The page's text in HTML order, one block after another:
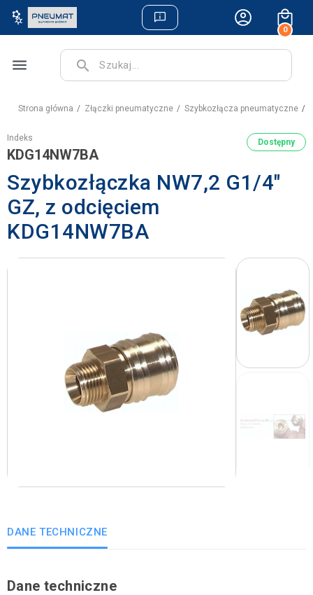
0
menu search
Strona główna Złączki pneumatyczne Szybkozłącza pneumatyczne
Indeks
KDG14NW7BA
Dostępny
Szybkozłączka NW7,2 G1/4"
GZ, z odcięciem
KDG14NW7BA
DANE TECHNICZNE
Dane techniczne